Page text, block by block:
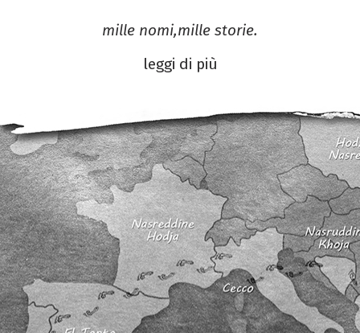
mille nomi,mille storie.
leggi di più